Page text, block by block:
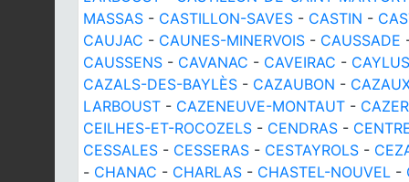
MASSAS - CASTILLON-SAVES - CASTIN -
CAUJAC - CAUNES-MINERVOIS - CAUSSADE
CAUSSENS - CAVANAC - CAVEIRAC - CAYLUS
CAZALS-DES-BAYLÈS - CAZAUBON -
LARBOUST - CAZENEUVE-MONTAUT -
CEILHES-ET-ROCOZELS - CENDRAS -
CESSALES - CESSERAS - CESTAYROLS -
- CHANAC - CHARLAS - CHASTEL-NOUVEL -